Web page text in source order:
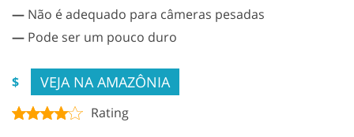
— Não é adequado para câmeras pesadas
— Pode ser um pouco duro
$ VEJA NA AMAZÔNIA
Rating